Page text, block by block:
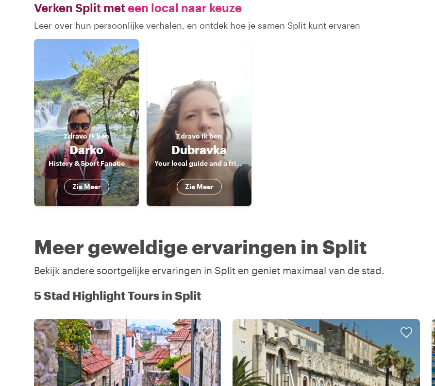
Verken Split meteen local naar keuze
Leer over hun persoonlijke verhalen, en ontdek hoe je samen Split kunt ervaren
ZdravoIk ben
Darko
History & Sport Fanatic
Zie Meer
ZdravoIk ben
Dubravka
Your local guide and a friend
Zie Meer
Meer geweldige ervaringen in Split
Bekijk andere soortgelijke ervaringen in Split en geniet maximaal van de stad.
5 Stad Highlight Tours in Split